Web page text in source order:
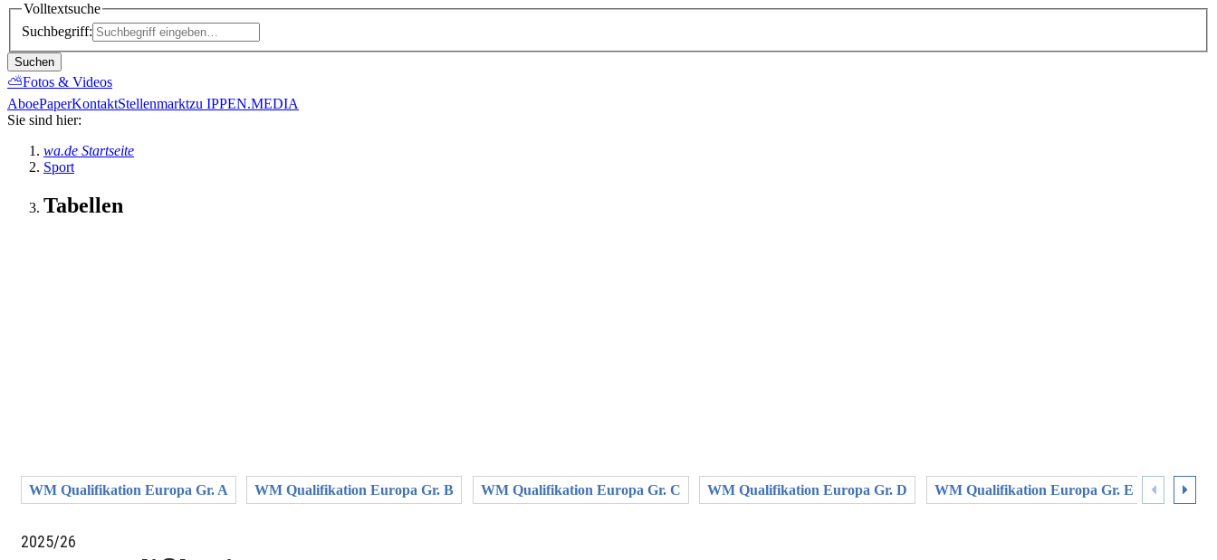
Volltextsuche
Suchbegriff:
Suchen
⛅Fotos & Videos
AboePaperKontaktStellenmarktzu IPPEN.MEDIA
Sie sind hier:
wa.de Startseite
Sport
Tabellen
WM Qualifikation Europa Gr. A WM Qualifikation Europa Gr. B WM Qualifikation Europa Gr. C WM Qualifikation Europa Gr. D WM Qualifikation Europa Gr. E WM
2025/26